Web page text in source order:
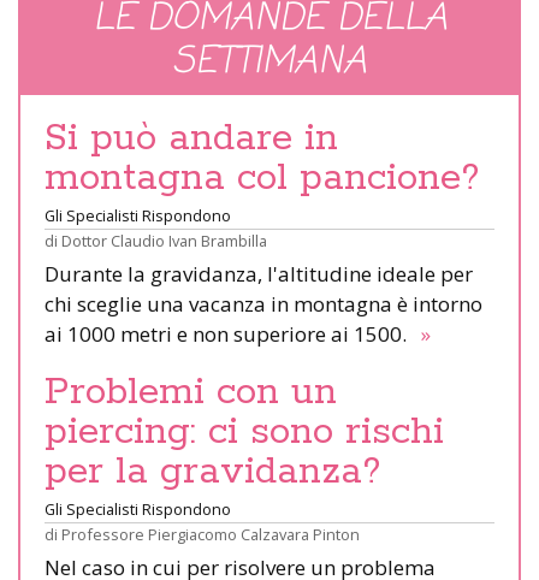
LE DOMANDE DELLA
SETTIMANA
Si può andare in
montagna col pancione?
Gli Specialisti Rispondono
di Dottor Claudio Ivan Brambilla
Durante la gravidanza, l'altitudine ideale per
chi sceglie una vacanza in montagna è intorno
ai 1000 metri e non superiore ai 1500. »
Problemi con un
piercing: ci sono rischi
per la gravidanza?
Gli Specialisti Rispondono
di Professore Piergiacomo Calzavara Pinton
Nel caso in cui per risolvere un problema